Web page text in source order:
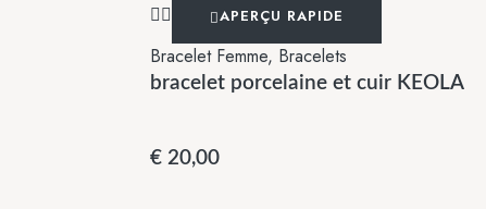
APERÇU RAPIDE
Bracelet Femme, Bracelets
bracelet porcelaine et cuir KEOLA
€ 20,00